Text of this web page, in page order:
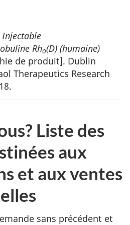
Injectable
Rho(D) (humaine)
de produit]. Dublin
Therapeutics Research
de la note de bas de page
Liste des
aux
et aux ventes
sans précédent et